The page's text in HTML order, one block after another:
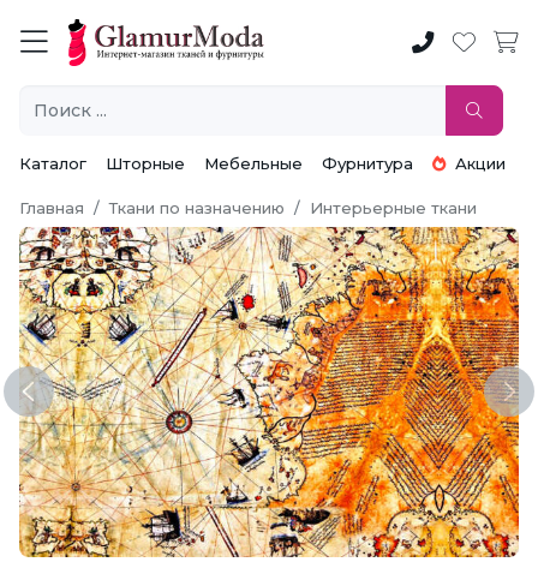
Каталог Шторные Мебельные Фурнитура Акции
Главная Ткани по назначению Интерьерные ткани
Previous